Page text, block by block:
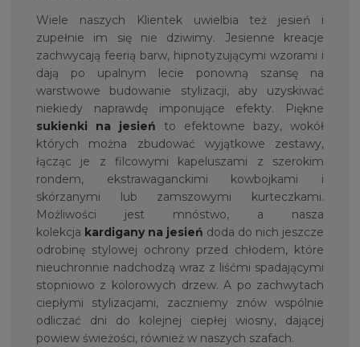
Wiele naszych Klientek uwielbia też jesień i
zupełnie im się nie dziwimy. Jesienne kreacje
zachwycają feerią barw, hipnotyzującymi wzorami i
dają po upalnym lecie ponowną szansę na
warstwowe budowanie stylizacji, aby uzyskiwać
niekiedy naprawdę imponujące efekty. Piękne
sukienki na jesień to efektowne bazy, wokół
których można zbudować wyjątkowe zestawy,
łącząc je z filcowymi kapeluszami z szerokim
rondem, ekstrawaganckimi kowbojkami i
skórzanymi lub zamszowymi kurteczkami.
Możliwości jest mnóstwo, a nasza
kolekcja kardigany na jesień doda do nich jeszcze
odrobinę stylowej ochrony przed chłodem, które
nieuchronnie nadchodzą wraz z liśćmi spadającymi
stopniowo z kolorowych drzew. A po zachwytach
ciepłymi stylizacjami, zaczniemy znów wspólnie
odliczać dni do kolejnej ciepłej wiosny, dającej
powiew świeżości, również w naszych szafach.